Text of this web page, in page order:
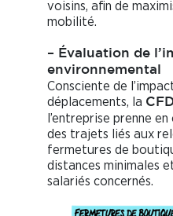
voisins, afin de
mobilité.
– Évaluation de
environnemental
Consciente de
déplacements, la C F
l’entreprise prenne
des trajets liés aux
fermetures de
distances minimales
salariés concernés.